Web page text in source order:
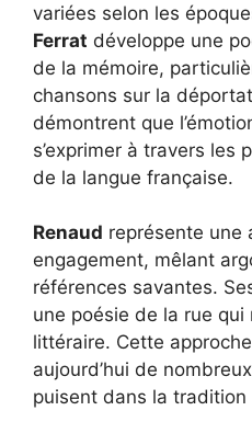
variées selon les
Ferrat développe une
de la mémoire,
chansons sur la
démontrent que
s’exprimer à travers les
de la langue française.
Renaud représente une
engagement, mêlant
références savantes.
une poésie de la rue qui
littéraire. Cette
aujourd’hui de
puisent dans la